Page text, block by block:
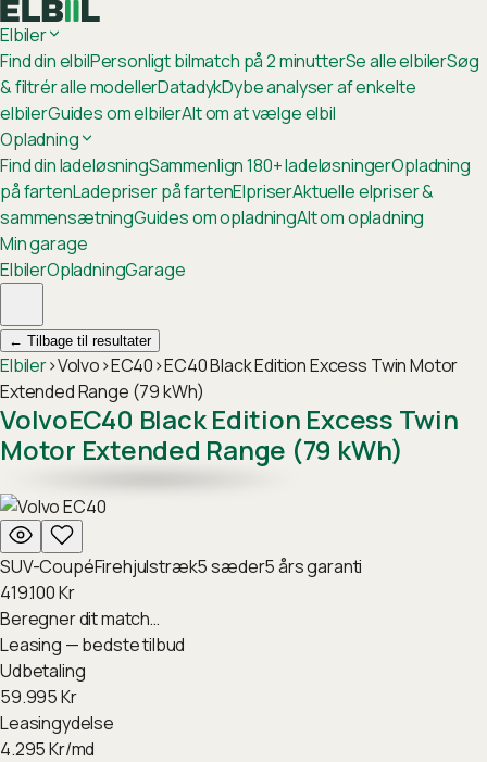
Elbiler
Find din elbilPersonligt bilmatch på 2 minutterSe alle elbilerSøg
& filtrér alle modellerDatadykDybe analyser af enkelte
elbilerGuides om elbilerAlt om at vælge elbil
Opladning
Find din ladeløsningSammenlign 180+ ladeløsningerOpladning
på fartenLadepriser på fartenElpriserAktuelle elpriser &
sammensætningGuides om opladningAlt om opladning
Min garage
ElbilerOpladningGarage
← Tilbage til resultater
Elbiler›Volvo›EC40›EC40 Black Edition Excess Twin Motor
Extended Range (79 kWh)
VolvoEC40 Black Edition Excess Twin
Motor Extended Range (79 kWh)
SUV-CoupéFirehjulstræk5sæder5års garanti
419.100Kr
Beregner dit match…
Leasing — bedste tilbud
Udbetaling
59.995Kr
Leasingydelse
4.295Kr/md